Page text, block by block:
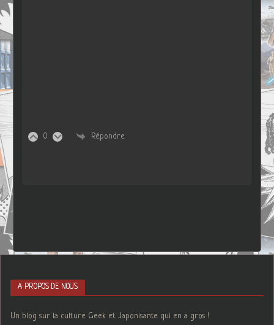
0 Répondre
A PROPOS DE NOUS
Un blog sur la culture Geek et Japonisante qui en a gros !